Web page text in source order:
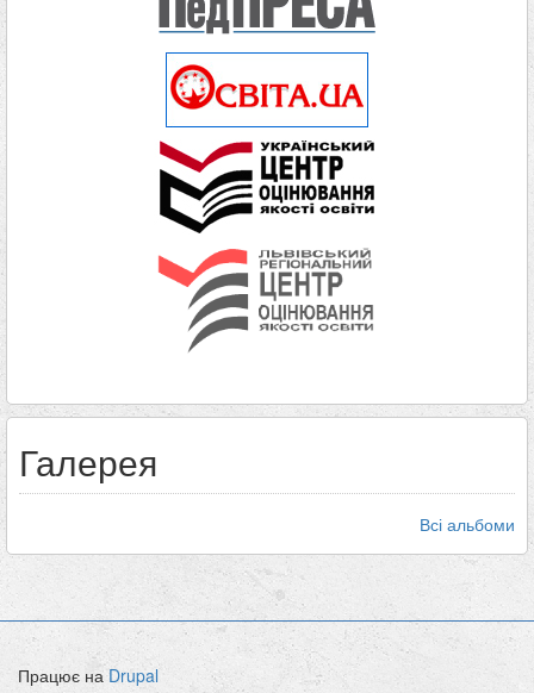
Галерея
Всі альбоми
Працює на Drupal